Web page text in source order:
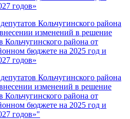
годов»
Кольчугинского района
изменений в решение
Кольчугинского района от
бюджете на 2025 год и
годов»
Кольчугинского района
изменений в решение
Кольчугинского района от
бюджете на 2025 год и
годов»"